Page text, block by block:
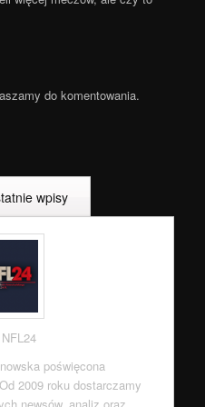
do komentowania.
wpisy
poświęcona
2009 roku dostarczamy